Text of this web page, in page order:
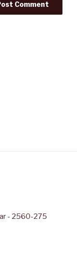
- 2560-275